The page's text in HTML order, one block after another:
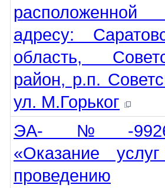
адресу:
область,
район, р.п.
ул. М.Горьког
ЭА-№-
«Оказание
проведению